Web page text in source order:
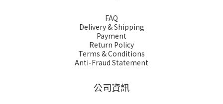
FAQ
Delivery & Shipping
Payment
Return Policy
Terms & Conditions
Anti-Fraud Statement
公司資訊